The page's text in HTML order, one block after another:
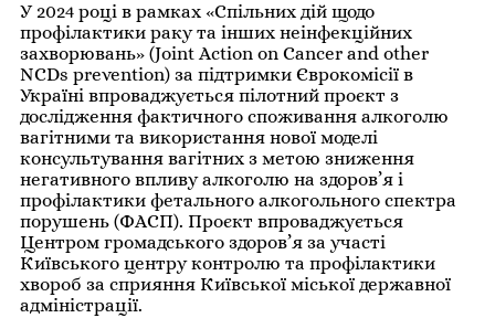
У 2024 році в рамках «Спільних дій щодо
профілактики раку та інших неінфекційних
захворювань» (Joint Action on Cancer and other
NCDs prevention) за підтримки Єврокомісії в
Україні впроваджується пілотний проєкт з
дослідження фактичного споживання алкоголю
вагітними та використання нової моделі
консультування вагітних з метою зниження
негативного впливу алкоголю на здоров’я і
профілактики фетального алкогольного спектра
порушень (ФАСП). Проєкт впроваджується
Центром громадського здоров’я за участі
Київського центру контролю та профілактики
хвороб за сприяння Київської міської державної
адміністрації.